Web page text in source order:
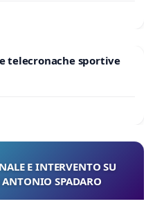
telecronache sportive
E INTERVENTO SU
SPADARO